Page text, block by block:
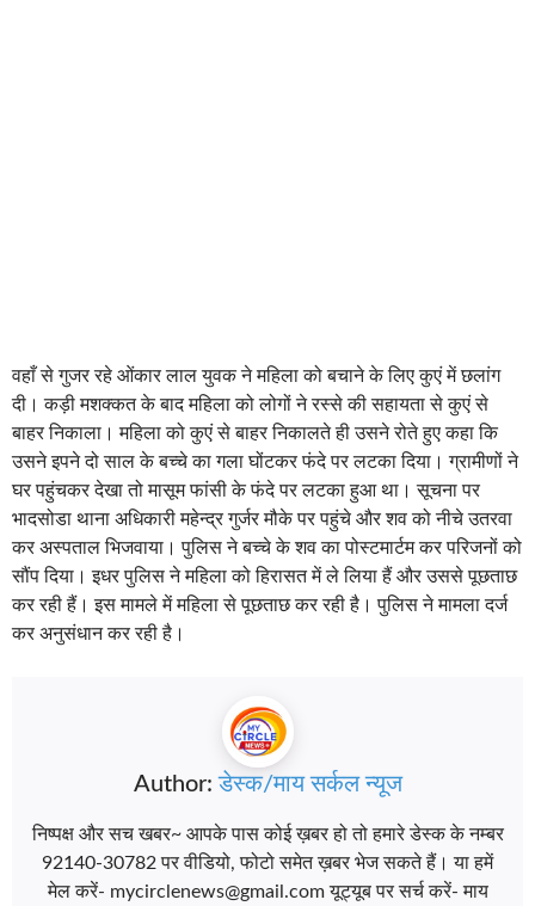
वहाँ से गुजर रहे ओंकार लाल युवक ने महिला को बचाने के लिए कुएं में छलांग
दी। कड़ी मशक्कत के बाद महिला को लोगों ने रस्से की सहायता से कुएं से
बाहर निकाला। महिला को कुएं से बाहर निकालते ही उसने रोते हुए कहा कि
उसने इपने दो साल के बच्चे का गला घोंटकर फंदे पर लटका दिया। ग्रामीणों ने
घर पहुंचकर देखा तो मासूम फांसी के फंदे पर लटका हुआ था। सूचना पर
भादसोडा थाना अधिकारी महेन्द्र गुर्जर मौके पर पहुंचे और शव को नीचे उतरवा
कर अस्पताल भिजवाया। पुलिस ने बच्चे के शव का पोस्टमार्टम कर परिजनों को
सौंप दिया। इधर पुलिस ने महिला को हिरासत में ले लिया हैं और उससे पूछताछ
कर रही हैं। इस मामले में महिला से पूछताछ कर रही है। पुलिस ने मामला दर्ज
कर अनुसंधान कर रही है।
Author:डेस्क/माय सर्कल न्यूज
निष्पक्ष और सच खबर~ आपके पास कोई ख़बर हो तो हमारे डेस्क के नम्बर
92140-30782 पर वीडियो, फोटो समेत ख़बर भेज सकते हैं। या हमें
मेल करें- mycirclenews@gmail.com यूट्यूब पर सर्च करें- माय